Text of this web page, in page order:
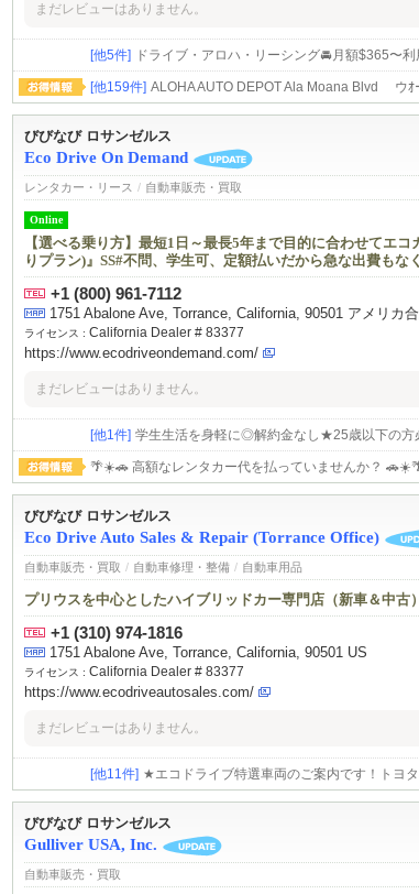
まだレビューはありません。
[他5件] ドライブ・アロハ・リーシング🚘️月額$365〜
[他159件] ALOHA AUTO DEPOT Ala Moana Blvd ウｵ
びびなび ロサンゼルス
Eco Drive On Demand
レンタカー・リース / 自動車販売・買取
Online
【選べる乗り方】最短1日～最長5年まで目的に合わせてエ
りプラン)』SS#不問、学生可、定額払いだから急な出費もな
+1 (800) 961-7112
1751 Abalone Ave, Torrance, California, 90501 アメリカ
ライセンス : California Dealer # 83377
https://www.ecodriveondemand.com/
まだレビューはありません。
[他1件] 学生生活を身軽に◎解約金なし★25歳以下の方
🌴☀️🚗 高額なレンタカー代を払っていませんか？
びびなび ロサンゼルス
Eco Drive Auto Sales & Repair (Torrance Office)
自動車販売・買取 / 自動車修理・整備 / 自動車用品
プリウスを中心としたハイブリッドカー専門店（新車＆中古
+1 (310) 974-1816
1751 Abalone Ave, Torrance, California, 90501 US
ライセンス : California Dealer # 83377
https://www.ecodriveautosales.com/
まだレビューはありません。
[他11件] ★エコドライブ特選車両のご案内です！トヨ
/ 424-377-2677 テキストです。
びびなび ロサンゼルス
Gulliver USA, Inc.
自動車販売・買取